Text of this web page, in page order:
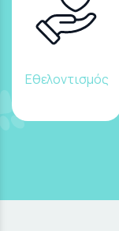
Εθελοντισμός